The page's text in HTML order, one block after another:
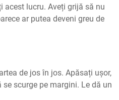
lucru. Aveți grijă să nu
ar putea deveni greu de
de jos în jos. Apăsați ușor,
scurge pe margini. Le dă un